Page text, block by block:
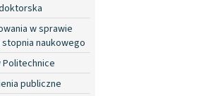
w sprawie
stopnia naukowego
Politechnice
publiczne